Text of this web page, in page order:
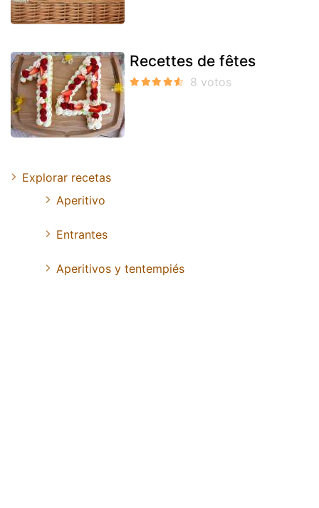
Recettes de fêtes
Explorar recetas
Aperitivo
Entrantes
Aperitivos y tentempiés